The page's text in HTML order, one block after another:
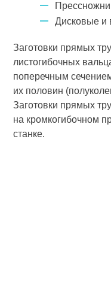
Дисковые и
Заготовки прямых
листогибочных
поперечным
их половин
Заготовки прямых
на кромкогибочном
станке.